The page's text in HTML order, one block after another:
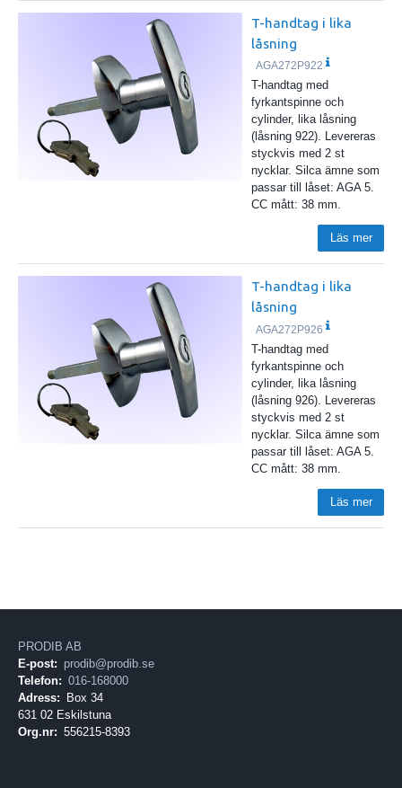
T-handtag i lika
låsning
AGA272P922
T-handtag med
fyrkantspinne och
cylinder, lika låsning
(låsning 922). Levereras
styckvis med 2 st
nycklar. Silca ämne som
passar till låset: AGA 5.
CC mått: 38 mm.
Läs mer
T-handtag i lika
låsning
AGA272P926
T-handtag med
fyrkantspinne och
cylinder, lika låsning
(låsning 926). Levereras
styckvis med 2 st
nycklar. Silca ämne som
passar till låset: AGA 5.
CC mått: 38 mm.
Läs mer
PRODIB AB
E-post: prodib@prodib.se
Telefon: 016-168000
Adress:
Box 34
631 02 Eskilstuna
Org.nr: 556215-8393